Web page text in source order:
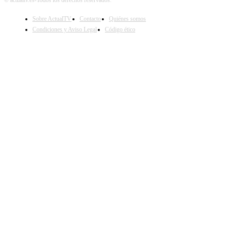
Sobre ActualTV Contacto
Quiénes somos
Condiciones y Aviso Legal
Código ético